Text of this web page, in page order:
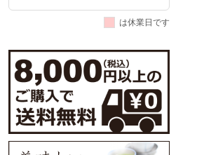
は休業日です